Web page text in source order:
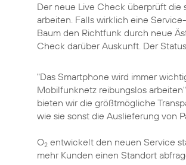
Der neue Live Check überprüft die
arbeiten. Falls wirklich eine
Baum den Richtfunk durch neue
Check darüber Auskunft. Der
"Das Smartphone wird immer
Mobilfunknetz reibungslos
bieten wir die größtmögliche
wie sie sonst die Auslieferung von
O2 entwickelt den neuen Service
mehr Kunden einen Standort